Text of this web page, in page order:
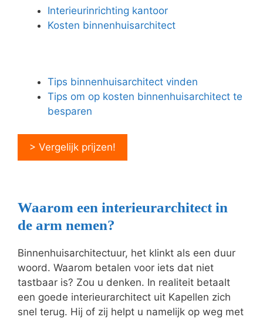
Interieurinrichting kantoor
Kosten binnenhuisarchitect
Tips binnenhuisarchitect vinden
Tips om op kosten binnenhuisarchitect te
besparen
> Vergelijk prijzen!
Waarom een interieurarchitect in
de arm nemen?
Binnenhuisarchitectuur, het klinkt als een duur
woord. Waarom betalen voor iets dat niet
tastbaar is? Zou u denken. In realiteit betaalt
een goede interieurarchitect uit Kapellen zich
snel terug. Hij of zij helpt u namelijk op weg met